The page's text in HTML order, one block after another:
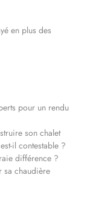
en plus des
pour un rendu
son chalet
il contestable ?
différence ?
sa chaudière